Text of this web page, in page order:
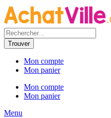
Mon compte
Mon panier
Mon compte
Mon panier
Menu